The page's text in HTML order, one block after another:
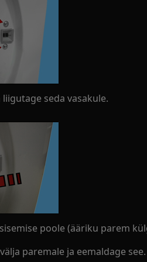
seda vasakule.
poole (ääriku parem
paremale ja eemaldage see.